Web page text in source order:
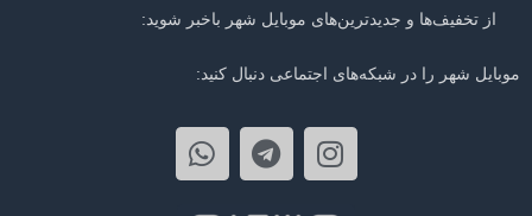
از تخفیف‌ها و جدیدترین‌های موبایل شهر باخبر شوید:
موبایل شهر را در شبکه‌های اجتماعی دنبال کنید: